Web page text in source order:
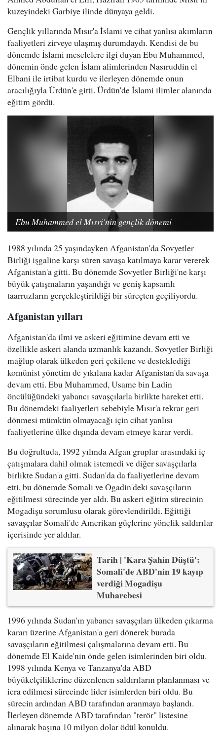
kuzeyindeki Garbiye ilinde dünyaya geldi.
Gençlik yıllarında Mısır'a İslami ve cihat yanlısı akımların
faaliyetleri zirveye ulaşmış durumdaydı. Kendisi de bu
dönemde İslami meselelere ilgi duyan Ebu Muhammed,
dönemin önde gelen İslam alimlerinden Nasıruddin el
Elbani ile irtibat kurdu ve ilerleyen dönemde onun
aracılığıyla Ürdün'e gitti. Ürdün'de İslami ilimler alanında
eğitim gördü.
Ebu Muhammed el Mısri'nin gençlik dönemi
1988 yılında 25 yaşındayken Afganistan'da Sovyetler
Birliği işgaline karşı süren savaşa katılmaya karar vererek
Afganistan'a gitti. Bu dönemde Sovyetler Birliği'ne karşı
büyük çatışmaların yaşandığı ve geniş kapsamlı
taarruzların gerçekleştirildiği bir süreçten geçiliyordu.
Afganistan yılları
Afganistan'da ilmi ve askeri eğitimine devam etti ve
özellikle askeri alanda uzmanlık kazandı. Sovyetler Birliği
mağlup olarak ülkeden geri çekilene ve desteklediği
komünist yönetim de yıkılana kadar Afganistan'da savaşa
devam etti. Ebu Muhammed, Usame bin Ladin
öncülüğündeki yabancı savaşçılarla birlikte hareket etti.
Bu dönemdeki faaliyetleri sebebiyle Mısır'a tekrar geri
dönmesi mümkün olmayacağı için cihat yanlısı
faaliyetlerine ülke dışında devam etmeye karar verdi.
Bu doğrultuda, 1992 yılında Afgan gruplar arasındaki iç
çatışmalara dahil olmak istemedi ve diğer savaşçılarla
birlikte Sudan'a gitti. Sudan'da da faaliyetlerine devam
etti, bu dönemde Somali ve Ogadin'deki savaşçıların
eğitilmesi sürecinde yer aldı. Bu askeri eğitim sürecinin
Mogadişu sorumlusu olarak görevlendirildi. Eğittiği
savaşçılar Somali'de Amerikan güçlerine yönelik saldırılar
içerisinde yer aldılar.
Tarih | 'Kara Şahin Düştü':
Somali'de ABD'nin 19 kayıp
verdiği Mogadişu
Muharebesi
1996 yılında Sudan'ın yabancı savaşçıları ülkeden çıkarma
kararı üzerine Afganistan'a geri dönerek burada
savaşçıların eğitilmesi çalışmalarına devam etti. Bu
dönemde El Kaide'nin önde gelen isimlerinden biri oldu.
1998 yılında Kenya ve Tanzanya'da ABD
büyükelçiliklerine düzenlenen saldırıların planlanması ve
icra edilmesi sürecinde lider isimlerden biri oldu. Bu
sürecin ardından ABD tarafından aranmaya başlandı.
İlerleyen dönemde ABD tarafından "terör" listesine
alınarak başına 10 milyon dolar ödül konuldu.